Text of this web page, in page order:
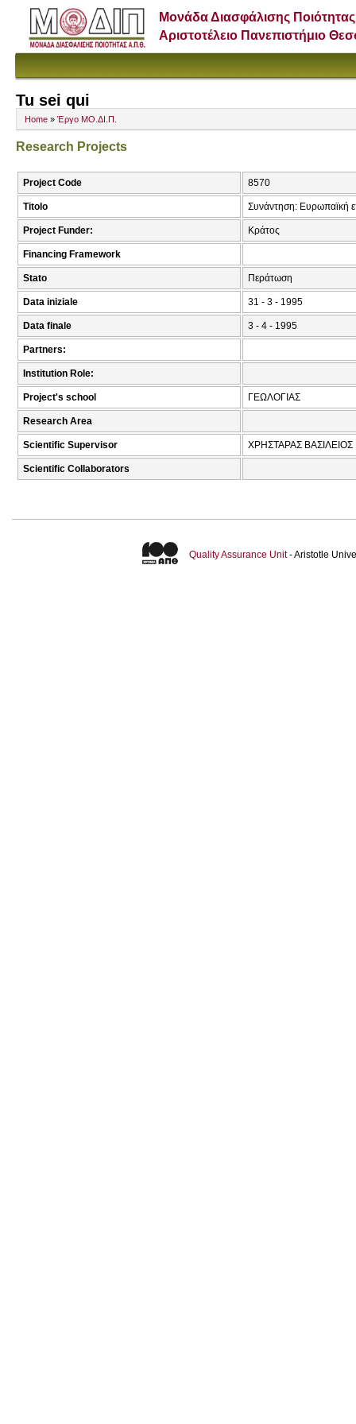
Μονάδα Διασφάλισης Ποιότητας
Αριστοτέλειο Πανεπιστήμιο
Tu sei qui
Home » Έργο ΜΟ.ΔΙ.Π.
Research Projects
Project Code 8570
Titolo Συνάντηση: Ευρωπαϊκή
Project Funder: Κράτος
Financing Framework
Stato Περάτωση
Data iniziale 31 - 3 - 1995
Data finale 3 - 4 - 1995
Partners:
Institution Role:
Project's school ΓΕΩΛΟΓΙΑΣ
Research Area
Scientific Supervisor ΧΡΗΣΤΑΡΑΣ ΒΑΣΙΛΕΙΟΣ
Scientific Collaborators
Quality Assurance Unit- Aristotle